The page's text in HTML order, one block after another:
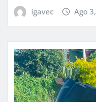
igavec Ago